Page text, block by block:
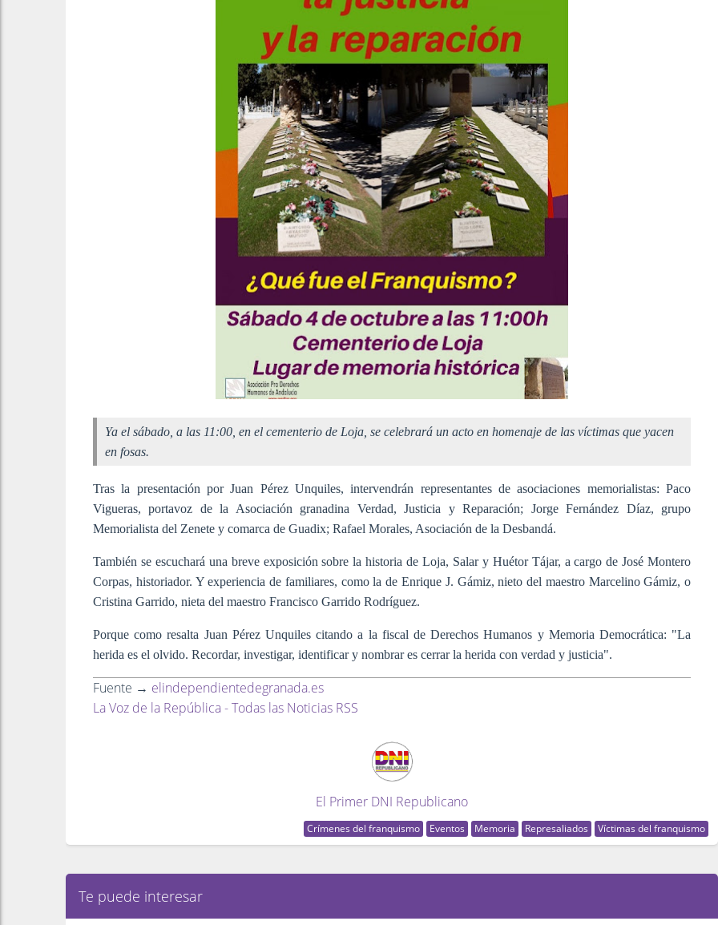
Ya el sábado, a las 11:00, en el cementerio de Loja, se celebrará un acto en homenaje de las víctimas que yacen
en fosas.
Tras la presentación por Juan Pérez Unquiles, intervendrán representantes de asociaciones memorialistas: Paco
Vigueras, portavoz de la Asociación granadina Verdad, Justicia y Reparación; Jorge Fernández Díaz, grupo
Memorialista del Zenete y comarca de Guadix; Rafael Morales, Asociación de la Desbandá.
También se escuchará una breve exposición sobre la historia de Loja, Salar y Huétor Tájar, a cargo de José Montero
Corpas, historiador. Y experiencia de familiares, como la de Enrique J. Gámiz, nieto del maestro Marcelino Gámiz, o
Cristina Garrido, nieta del maestro Francisco Garrido Rodríguez.
Porque como resalta Juan Pérez Unquiles citando a la fiscal de Derechos Humanos y Memoria Democrática: "La
herida es el olvido. Recordar, investigar, identificar y nombrar es cerrar la herida con verdad y justicia".
Fuente → elindependientedegranada.es
La Voz de la República - Todas las Noticias RSS
El Primer DNI Republicano
Crímenes del franquismo Eventos Memoria Represaliados Víctimas del franquismo
Te puede interesar